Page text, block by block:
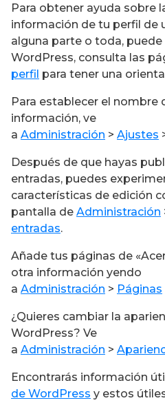
Para obtener ayuda sobre
información de tu perfil de
alguna parte o toda,
WordPress, consulta las
perfil para tener una
Para establecer el nombre
información, ve
a Administración > Ajustes
Después de que hayas
entradas, puedes
características de edición
pantalla de Administración
entradas.
Añade tus páginas de
otra información yendo
a Administración > Páginas
¿Quieres cambiar la
WordPress? Ve
a Administración >
Encontrarás información
de WordPress y estos